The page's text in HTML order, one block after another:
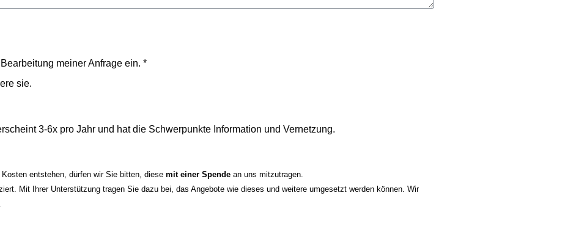
meiner Anfrage ein. *
sie.
3-6x pro Jahr und hat die Schwerpunkte Information und Vernetzung.
entstehen, dürfen wir Sie bitten, diese mit einer Spende an uns mitzutragen.
Mit Ihrer Unterstützung tragen Sie dazu bei, das Angebote wie dieses und weitere umgesetzt werden können. Wir